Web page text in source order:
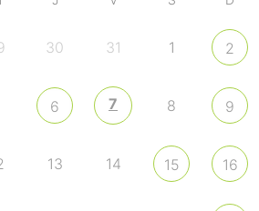
30 31 1 2
6 7 8 9
13 14 15 16